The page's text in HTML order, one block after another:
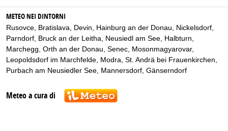
METEO NEI DINTORNI
Rusovce Bratislava Devin Hainburg an der Donau Nickelsdorf
Parndorf Bruck an der Leitha Neusiedl am See Halbturn
Marchegg Orth an der Donau Senec Mosonmagyarovar,
Leopoldsdorf im Marchfelde Modra St. Andrä bei Frauenkirchen
Purbach am Neusiedler See Mannersdorf Gänserndorf
Meteo a cura di